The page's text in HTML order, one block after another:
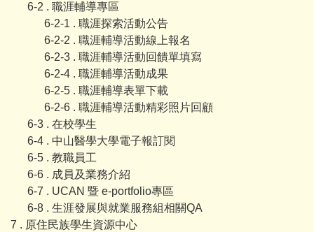
6-2 . 職涯輔導專區
6-2-1 . 職涯探索活動公告
6-2-2 . 職涯輔導活動線上報名
6-2-3 . 職涯輔導活動回饋單填寫
6-2-4 . 職涯輔導活動成果
6-2-5 . 職涯輔導表單下載
6-2-6 . 職涯輔導活動精彩照片回顧
6-3 . 在校學生
6-4 . 中山醫學大學電子報訂閱
6-5 . 教職員工
6-6 . 成員及業務介紹
6-7 . UCAN 暨 e-portfolio專區
6-8 . 生涯發展與就業服務組相關QA
7 . 原住民族學生資源中心